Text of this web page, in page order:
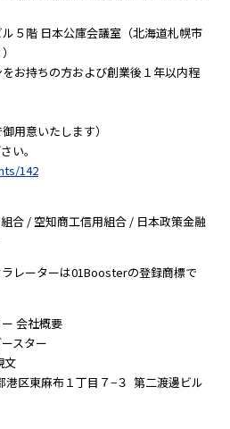
５階 日本公庫会議室（北海道札幌市
お持ちの方および創業後１年以内程
用意いたします）
い。
142
合 / 空知商工信用組合 / 日本政策金融
ラレーターは01Boosterの登録商標で
会社概要
スター
文
区東麻布１丁目７−３ 第二渡邊ビル